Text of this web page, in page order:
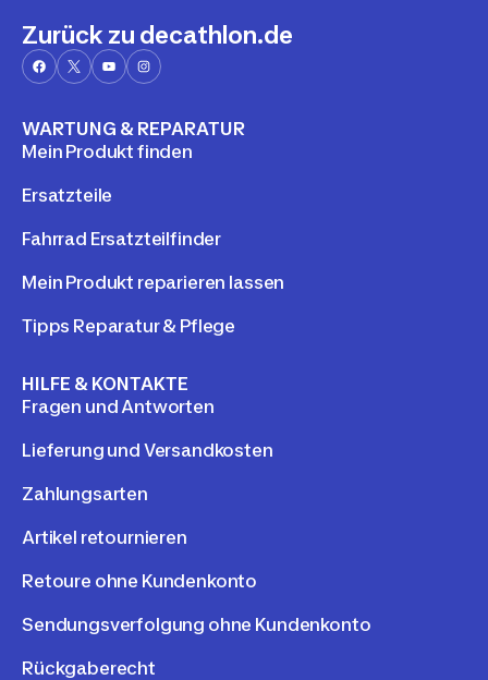
Zurück zu decathlon.de
WARTUNG & REPARATUR
Mein Produkt finden
Ersatzteile
Fahrrad Ersatzteilfinder
Mein Produkt reparieren lassen
Tipps Reparatur & Pflege
HILFE & KONTAKTE
Fragen und Antworten
Lieferung und Versandkosten
Zahlungsarten
Artikel retournieren
Retoure ohne Kundenkonto
Sendungsverfolgung ohne Kundenkonto
Rückgaberecht